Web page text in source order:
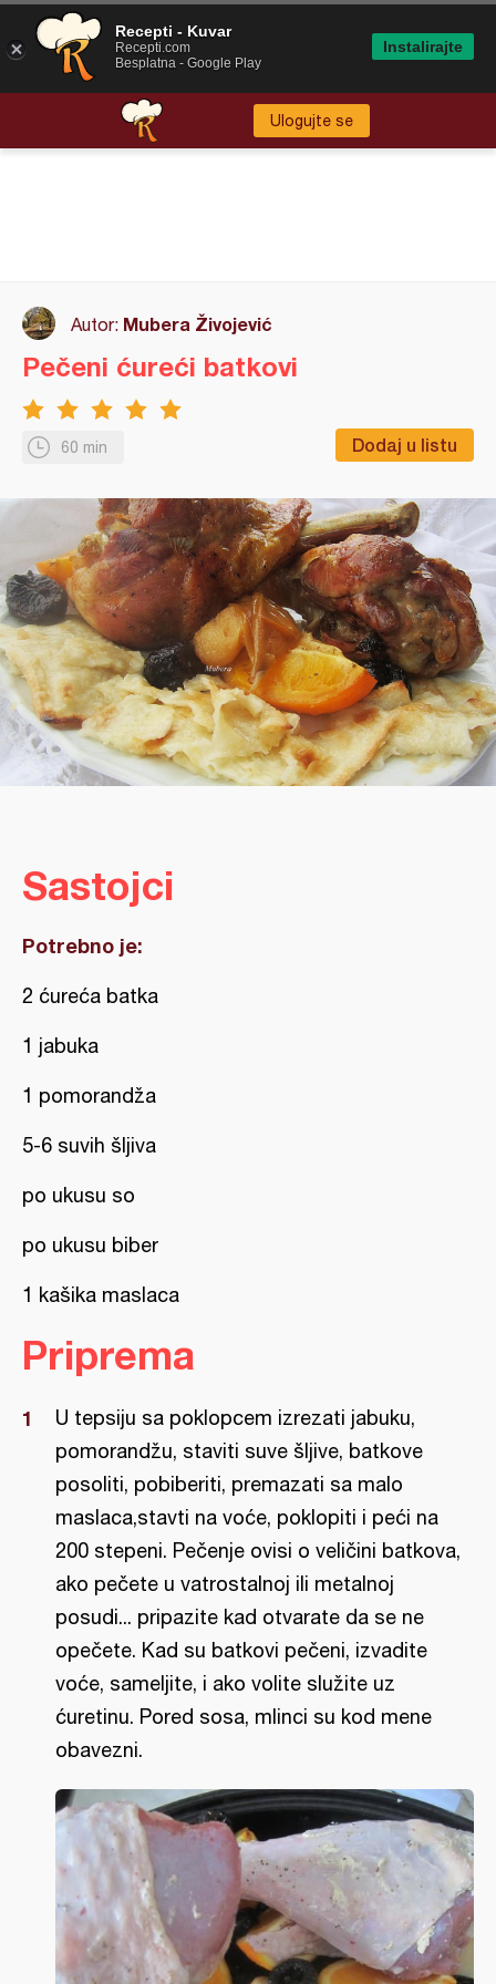
Ulogujte se
Autor: Mubera Živojević
60 min Dodaj u listu
Pečeni ćureći batkovi
Sastojci
Potrebno je:
2 ćureća batka
1 jabuka
1 pomorandža
5-6 suvih šljiva
po ukusu so
po ukusu biber
1 kašika maslaca
Priprema
U tepsiju sa poklopcem izrezati jabuku,
pomorandžu, staviti suve šljive, batkove
posoliti, pobiberiti, premazati sa malo
maslaca,stavti na voće, poklopiti i peći na
200 stepeni. Pečenje ovisi o veličini batkova,
ako pečete u vatrostalnoj ili metalnoj
posudi... pripazite kad otvarate da se ne
opečete. Kad su batkovi pečeni, izvadite
voće, sameljite, i ako volite služite uz
ćuretinu. Pored sosa, mlinci su kod mene
obavezni.
Recepti - Kuvar
Recepti.com
Besplatna - Google Play
Instalirajte